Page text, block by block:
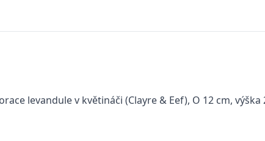
levandule v květináči (Clayre & Eef), O 12 cm,